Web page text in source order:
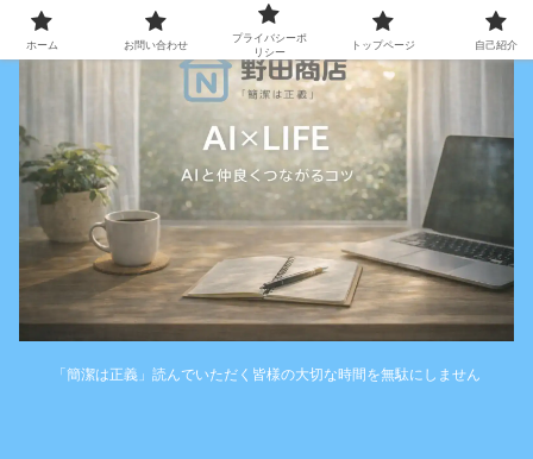
「簡潔は正義」読んでいただく皆様の大切な時間を無駄にしません
ホーム お問い合わせ
プライバシーポ
リシー
トップページ 自己紹介